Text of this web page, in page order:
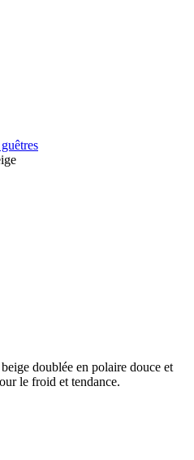
doublée en polaire douce et
le froid et tendance.